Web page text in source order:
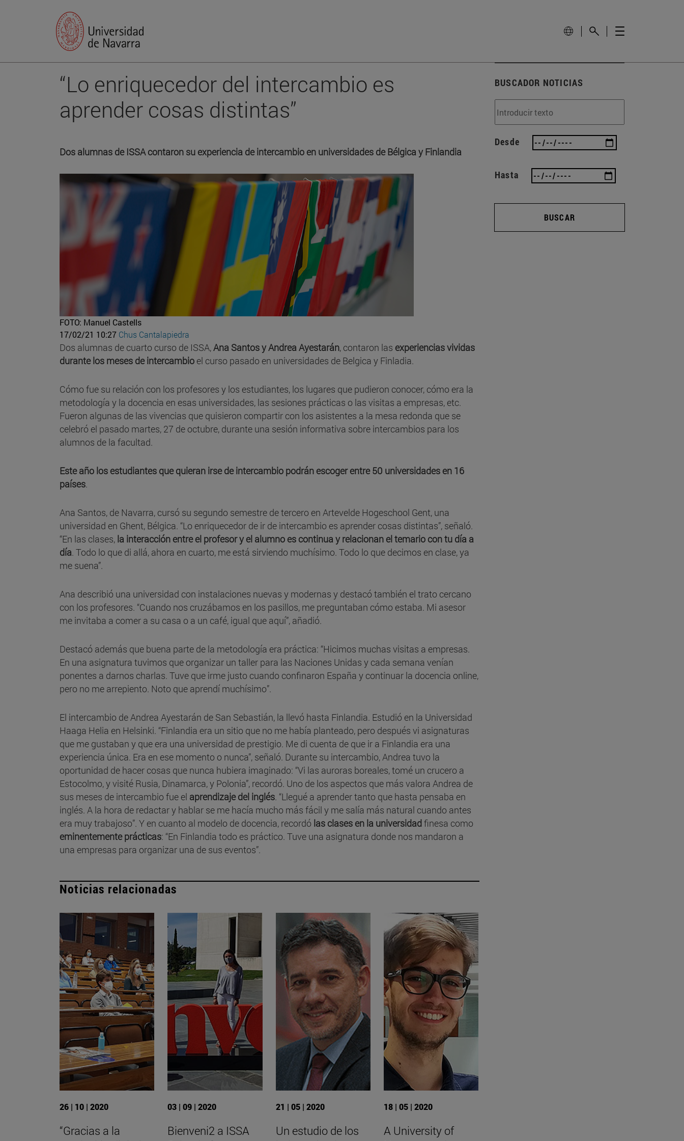
“Lo enriquecedor del intercambio es
aprender cosas distintas”
Dos alumnas de ISSA contaron su experiencia de intercambio en universidades de Bélgica y Finlandia
FOTO: Manuel Castells
17/02/21 10:27 Chus Cantalapiedra
Dos alumnas de cuarto curso de ISSA,Ana Santos y Andrea Ayestarán, contaron las experiencias vividas
durante los meses de intercambio el curso pasado en universidades de Belgica y Finladia.
Cómo fue su relación con los profesores y los estudiantes, los lugares que pudieron conocer, cómo era la
metodología y la docencia en esas universidades, las sesiones prácticas o las visitas a empresas, etc.
Fueron algunas de las vivencias que quisieron compartir con los asistentes a la mesa redonda que se
celebró el pasado martes, 27 de octubre, durante una sesión informativa sobre intercambios para los
alumnos de la facultad.
Este año los estudiantes que quieran irse de intercambio podrán escoger entre 50 universidades en 16
países.
Ana Santos, de Navarra, cursó su segundo semestre de tercero en Artevelde Hogeschool Gent, una
universidad en Ghent, Bélgica. “Lo enriquecedor de ir de intercambio es aprender cosas distintas”, señaló.
“En las clases, la interacción entre el profesor y el alumno es continua y relacionan el temario con tu día a
día. Todo lo que di allá, ahora en cuarto, me está sirviendo muchísimo. Todo lo que decimos en clase, ya
me suena”.
Ana describió una universidad con instalaciones nuevas y modernas y destacó también el trato cercano
con los profesores. “Cuando nos cruzábamos en los pasillos, me preguntaban cómo estaba. Mi asesor
me invitaba a comer a su casa o a un café, igual que aquí”, añadió.
Destacó además que buena parte de la metodología era práctica: “Hicimos muchas visitas a empresas.
En una asignatura tuvimos que organizar un taller para las Naciones Unidas y cada semana venían
ponentes a darnos charlas. Tuve que irme justo cuando confinaron España y continuar la docencia online,
pero no me arrepiento. Noto que aprendí muchísimo”.
El intercambio de Andrea Ayestarán de San Sebastián, la llevó hasta Finlandia. Estudió en la Universidad
Haaga Helia en Helsinki. “Finlandia era un sitio que no me había planteado, pero después vi asignaturas
que me gustaban y que era una universidad de prestigio. Me di cuenta de que ir a Finlandia era una
experiencia única. Era en ese momento o nunca”, señaló. Durante su intercambio, Andrea tuvo la
oportunidad de hacer cosas que nunca hubiera imaginado: “Vi las auroras boreales, tomé un crucero a
Estocolmo, y visité Rusia, Dinamarca, y Polonia”, recordó. Uno de los aspectos que más valora Andrea de
sus meses de intercambio fue el aprendizaje del inglés. “Llegué a aprender tanto que hasta pensaba en
inglés. A la hora de redactar y hablar se me hacía mucho más fácil y me salía más natural cuando antes
era muy trabajoso”. Y en cuanto al modelo de docencia, recordó las clases en la universidadfinesa como
eminentemente prácticas: “En Finlandia todo es práctico. Tuve una asignatura donde nos mandaron a
una empresas para organizar una de sus eventos”.
Noticias relacionadas
26 | 10 | 2020
“Gracias a la
03 | 09 | 2020
Bienveni2 a ISSA
21 | 05 | 2020
Un estudio de los
18 | 05 | 2020
A University of
BUSCADOR NOTICIAS
Desde
Hasta
BUSCAR